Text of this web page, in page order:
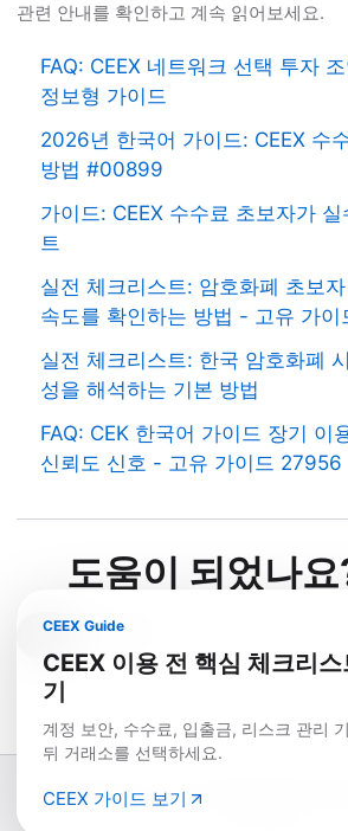
관련 안내를 확인하고 계속 읽어보세요.
FAQ: CEEX 네트워크 선택 투자
정보형 가이드
2026년 한국어 가이드: CEEX 수
방법 #00899
가이드: CEEX 수수료 초보자가
트
실전 체크리스트: 암호화폐 초보
속도를 확인하는 방법 - 고유 가
실전 체크리스트: 한국 암호화폐
성을 해석하는 기본 방법
FAQ: CEK 한국어 가이드 장기 이
신뢰도 신호 - 고유 가이드 27956
도움이 되었나요
예 아니요
CEEX Guide
CEEX 이용 전 핵심 체크리
기
계정 보안, 수수료, 입출금, 리스크 관리
뒤 거래소를 선택하세요.
CEEX 가이드 보기
© 2026 Fullcoin. 본 사이트의 콘텐츠는 정보 제